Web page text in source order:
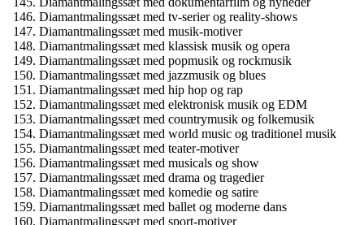
Diamantmalingssæt med tv-serier og reality-shows
Diamantmalingssæt med musik-motiver
Diamantmalingssæt med klassisk musik og opera
Diamantmalingssæt med popmusik og rockmusik
Diamantmalingssæt med jazzmusik og blues
Diamantmalingssæt med hip hop og rap
Diamantmalingssæt med elektronisk musik og EDM
Diamantmalingssæt med countrymusik og folkemusik
Diamantmalingssæt med world music og traditionel musik
Diamantmalingssæt med teater-motiver
Diamantmalingssæt med musicals og show
Diamantmalingssæt med drama og tragedier
Diamantmalingssæt med komedie og satire
Diamantmalingssæt med ballet og moderne dans
Diamantmalingssæt med sport-motiver